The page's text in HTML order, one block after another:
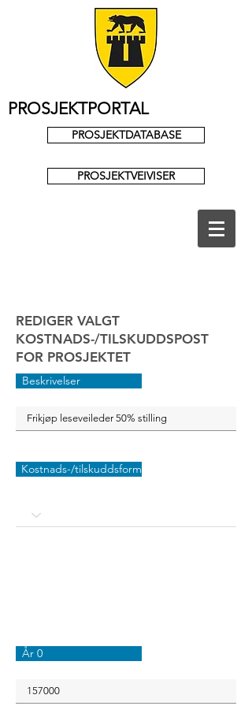
PROSJEKTPORTAL
PROSJEKTDATABASE
PROSJEKTVEIVISER
REDIGER VALGT
KOSTNADS-/TILSKUDDSPOST
FOR PROSJEKTET
Beskrivelser
Kostnads-/tilskuddsform
År 0